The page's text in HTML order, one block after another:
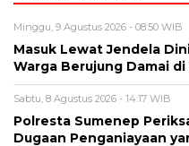
Minggu, 9 Agustus 2026 - 08:50 WIB
Masuk Lewat Jendela
Warga Berujung Damai
Sabtu, 8 Agustus 2026 - 14:17 WIB
Polresta Sumenep
Dugaan Penganiayaan